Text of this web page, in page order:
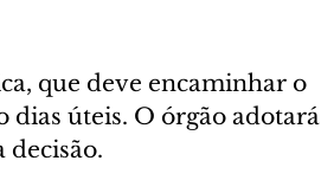
que deve encaminhar o
dias úteis. O órgão adotará
decisão.